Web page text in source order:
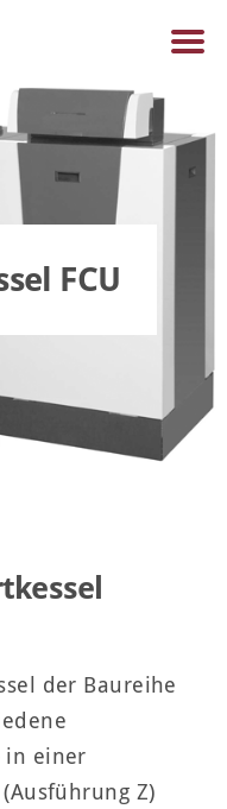
FCU
der Baureihe
in einer
Z)